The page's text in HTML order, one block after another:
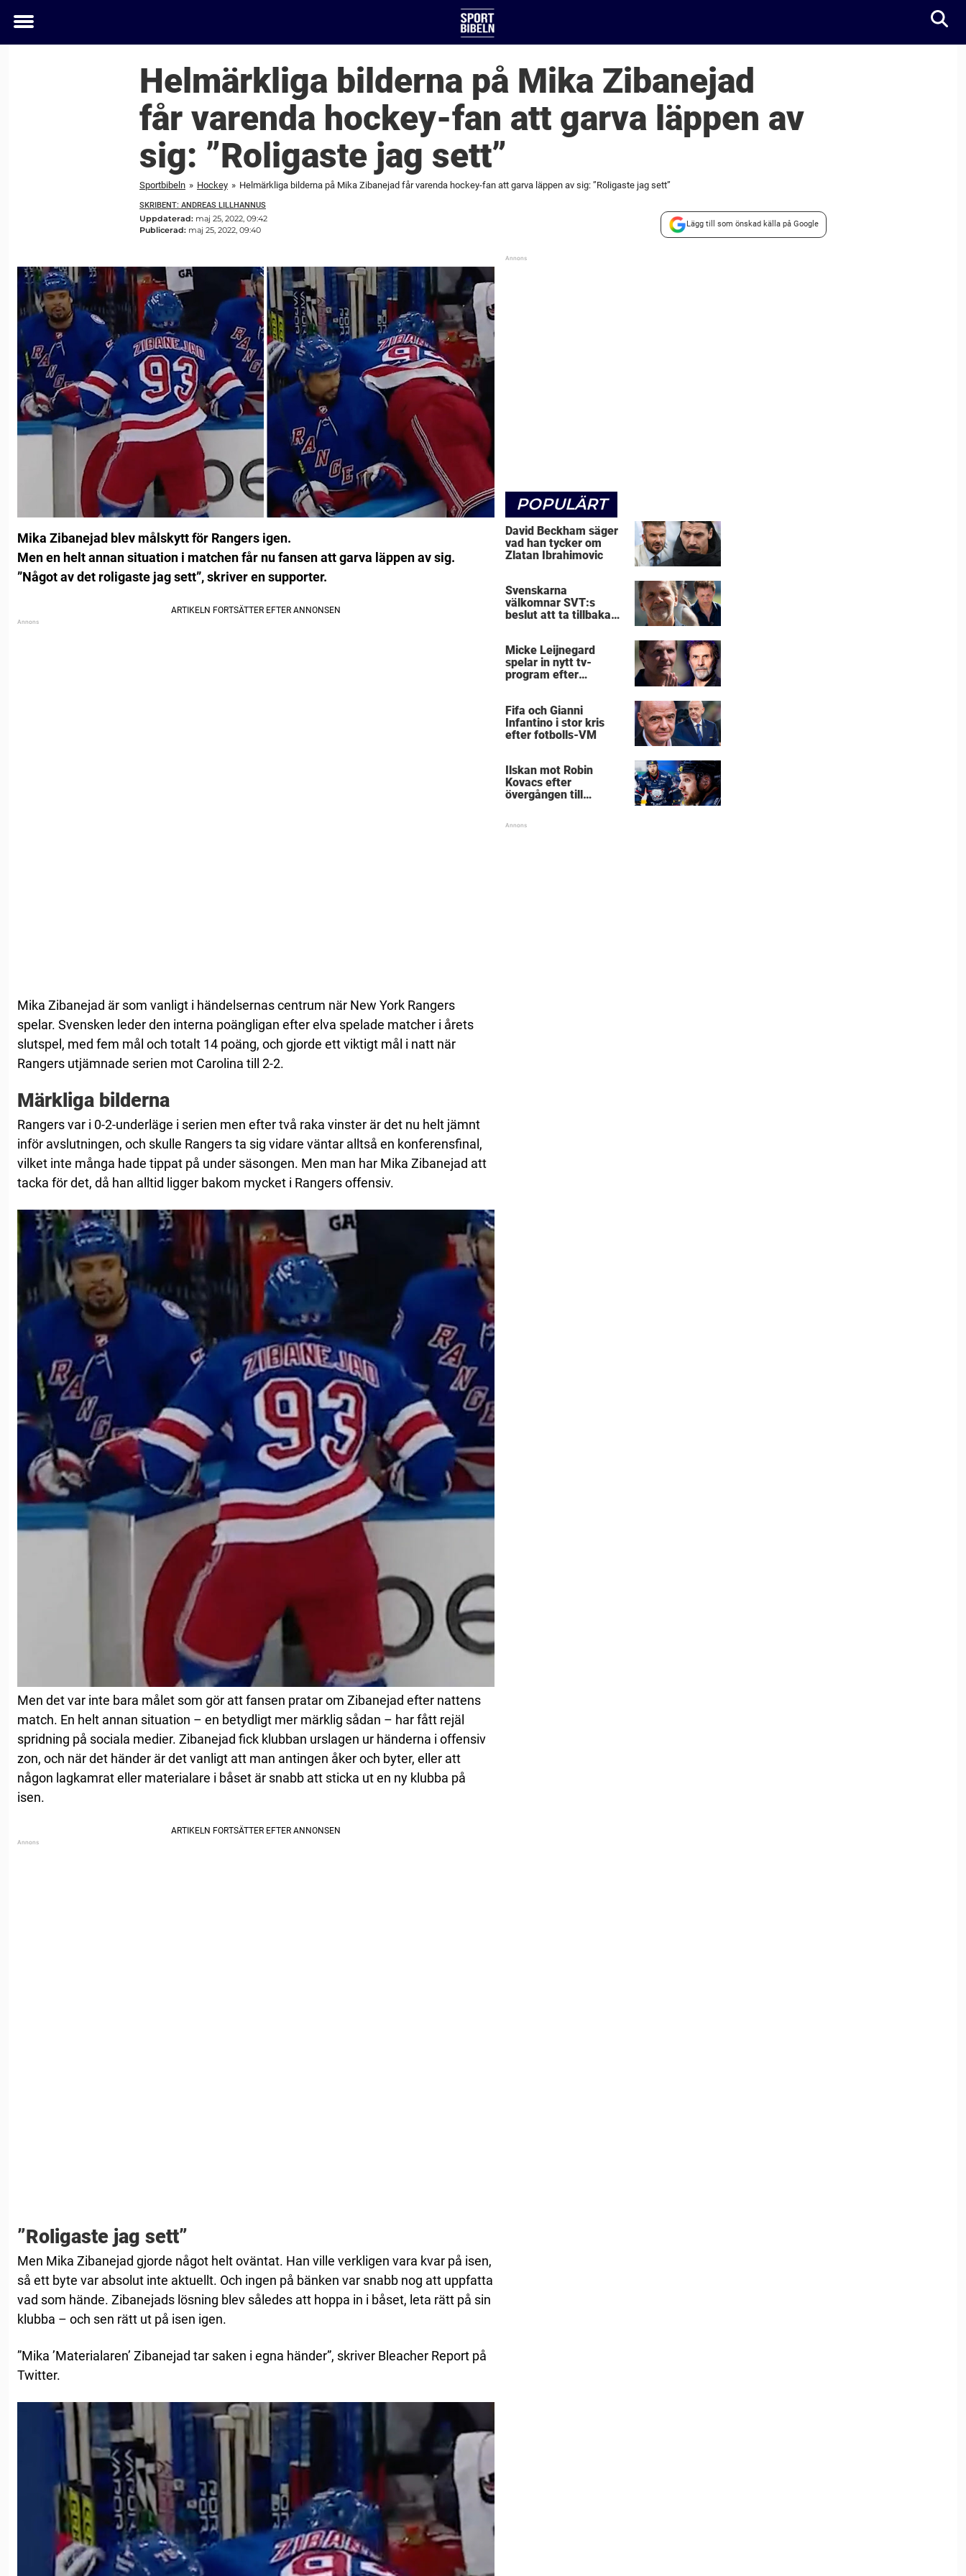
Toggle
Helmärkliga bilderna på Mika Zibanejad
får varenda hockey-fan att garva läppen av
sig: ”Roligaste jag sett”
Sportbibeln » Hockey » Helmärkliga bilderna på Mika Zibanejad får varenda hockey-fan att garva läppen av sig: ”Roligaste jag sett”
SKRIBENT: ANDREAS LILLHANNUS
Uppdaterad: maj 25, 2022, 09:42
Publicerad: maj 25, 2022, 09:40
Lägg till som önskad källa på Google
Mika Zibanejad blev målskytt för Rangers igen.
Men en helt annan situation i matchen får nu fansen att garva läppen av sig.
”Något av det roligaste jag sett”, skriver en supporter.
Mika Zibanejad är som vanligt i händelsernas centrum när New York Rangers
spelar. Svensken leder den interna poängligan efter elva spelade matcher i årets
slutspel, med fem mål och totalt 14 poäng, och gjorde ett viktigt mål i natt när
Rangers utjämnade serien mot Carolina till 2-2.
Märkliga bilderna
Rangers var i 0-2-underläge i serien men efter två raka vinster är det nu helt jämnt
inför avslutningen, och skulle Rangers ta sig vidare väntar alltså en konferensfinal,
vilket inte många hade tippat på under säsongen. Men man har Mika Zibanejad att
tacka för det, då han alltid ligger bakom mycket i Rangers offensiv.
Men det var inte bara målet som gör att fansen pratar om Zibanejad efter nattens
match. En helt annan situation – en betydligt mer märklig sådan – har fått rejäl
spridning på sociala medier. Zibanejad fick klubban urslagen ur händerna i offensiv
zon, och när det händer är det vanligt att man antingen åker och byter, eller att
någon lagkamrat eller materialare i båset är snabb att sticka ut en ny klubba på
isen.
”Roligaste jag sett”
Men Mika Zibanejad gjorde något helt oväntat. Han ville verkligen vara kvar på isen,
så ett byte var absolut inte aktuellt. Och ingen på bänken var snabb nog att uppfatta
vad som hände. Zibanejads lösning blev således att hoppa in i båset, leta rätt på sin
klubba – och sen rätt ut på isen igen.
”Mika ’Materialaren’ Zibanejad tar saken i egna händer”, skriver Bleacher Report på
Twitter.
POPULÄRT
David Beckham säger
vad han tycker om
Zlatan Ibrahimovic
Svenskarna
välkomnar SVT:s
beslut att ta tillbaka
Micke Leijnegard
spelar in nytt tv-
program efter
Fifa och Gianni
Infantino i stor kris
efter fotbolls-VM
Ilskan mot Robin
Kovacs efter
övergången till